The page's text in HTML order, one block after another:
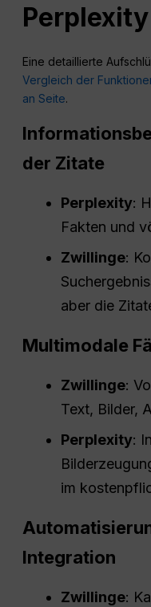
Perplexity
Eine detaillierte
Vergleich der
an Seite.
der Zitate
Perplexity:
Fakten und
Zwillinge:
aber die
Multimodale
Zwillinge:
Text, Bilder,
Perplexity:
im
Integration
Zwillinge: